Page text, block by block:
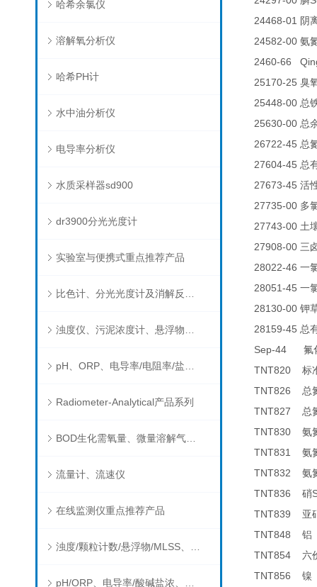
哈希余氯仪
溶解氧分析仪
哈希PH计
水中油分析仪
电导率分析仪
水质采样器sd900
dr3900分光光度计
实验室与便携式重点推荐产品
Radiometer-Analytical产品系列
BOD生化需氧量、微量溶解气体和现场水质测试组件以及其他分析仪
流量计、流速仪
在线监测仪重点推荐产品
24468-01
阴
24582-00 氨
2460-66
25170-25 臭
25448-00 总
25630-00 总
26722-45 总
27604-45 总
27673-45 活
27735-00 多
27743-00 土
27908-00 三
28022-46 一
28051-45 一
28130-00 钾
28159-45 总
Sep-44 氟
TNT820 标
TNT826 总
TNT827 总
TNT830 氨
TNT831 氨
TNT832 氨
TNT836 硝
TNT839 亚
TNT848 铝
TNT854 六
TNT856 镍